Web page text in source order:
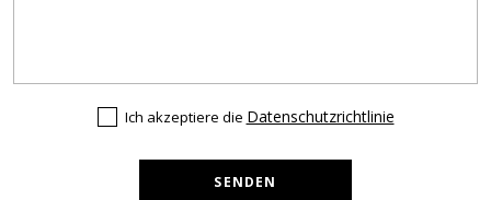
Ich akzeptiere die Datenschutzrichtlinie
SENDEN